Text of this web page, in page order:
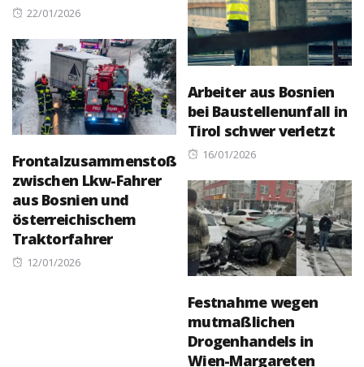
Posted
22/01/2026
Arbeiter aus Bosnien
bei Baustellenunfall in
Tirol schwer verletzt
Posted
16/01/2026
Frontalzusammenstoß
zwischen Lkw-Fahrer
aus Bosnien und
österreichischem
Traktorfahrer
Posted
12/01/2026
Festnahme wegen
mutmaßlichen
Drogenhandels in
Wien-Margareten